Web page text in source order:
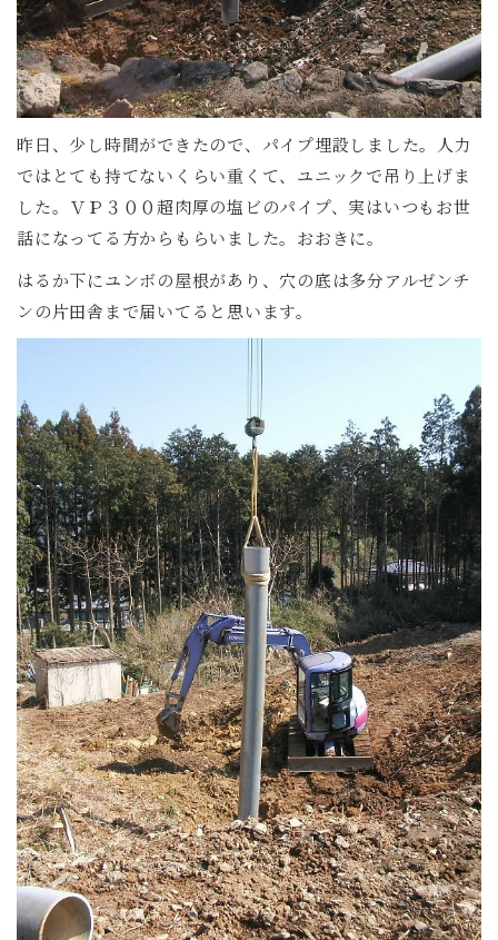
昨日、少し時間ができたので、パイプ埋設しました。人力
ではとても持てないくらい重くて、ユニックで吊り上げま
した。ＶＰ３００超肉厚の塩ビのパイプ、実はいつもお世
話になってる方からもらいました。おおきに。
はるか下にユンボの屋根があり、穴の底は多分アルゼンチ
ンの片田舎まで届いてると思います。